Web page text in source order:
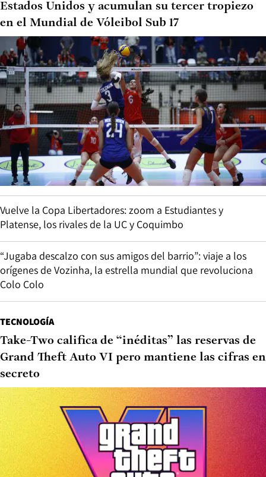
Estados Unidos y acumulan su tercer tropiezo
en el Mundial de Vóleibol Sub 17
Vuelve la Copa Libertadores: zoom a Estudiantes y
Platense, los rivales de la UC y Coquimbo
“Jugaba descalzo con sus amigos del barrio”: viaje a los
orígenes de Vozinha, la estrella mundial que revoluciona
Colo Colo
TECNOLOGÍA
Take-Two califica de “inéditas” las reservas de
Grand Theft Auto VI pero mantiene las cifras en
secreto